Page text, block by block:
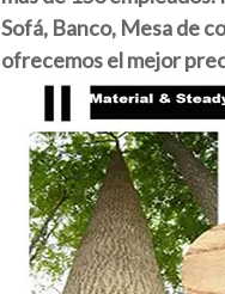
Sofá, Banco, Mesa de
ofrecemos el mejor